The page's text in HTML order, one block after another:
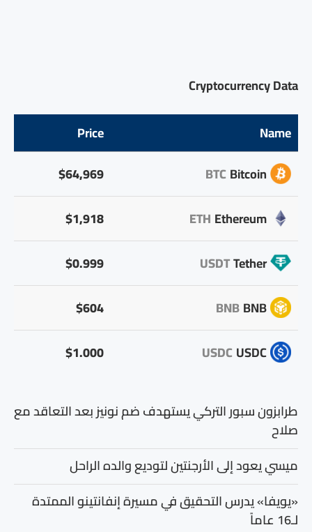
Cryptocurrency Data
Name
Price
Bitcoin
BTC
$64,969
Ethereum
ETH
$1,918
Tether
USDT
$0.999
BNB
BNB
$604
USDC
USDC
$1.000
طرابزون سبور التركي يستهدف ضم نونيز بعد التعاقد مع
صلاح
ميسي يعود إلى الأرجنتين لتوديع والده الراحل
«يويفا» يدرس التحقيق في مسيرة إنفانتينو الممتدة
لـ16 عاماً